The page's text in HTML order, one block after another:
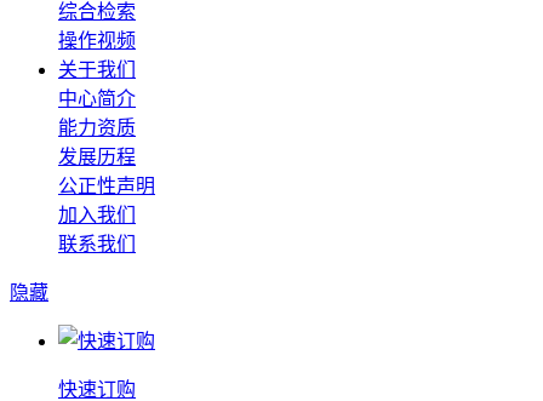
综合检索
操作视频
关于我们
中心简介
能力资质
发展历程
公正性声明
加入我们
联系我们
隐藏
快速订购